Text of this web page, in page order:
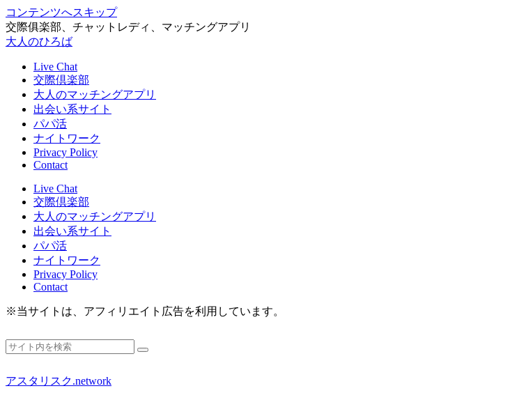
コンテンツへスキップ
交際俱楽部、チャットレディ、マッチングアプリ
大人のひろば
Live Chat
交際倶楽部
大人のマッチングアプリ
出会い系サイト
パパ活
ナイトワーク
Privacy Policy
Contact
Live Chat
交際倶楽部
大人のマッチングアプリ
出会い系サイト
パパ活
ナイトワーク
Privacy Policy
Contact
※当サイトは、アフィリエイト広告を利用しています。
アスタリスク.network